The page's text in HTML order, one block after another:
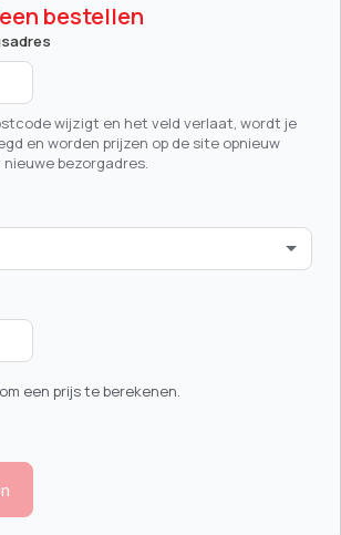
bestellen
wijzigt en het veld verlaat, wordt je
en worden prijzen op de site opnieuw
bezorgadres.
een prijs te berekenen.